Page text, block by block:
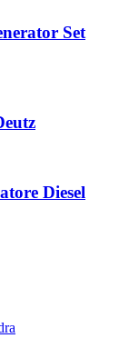
Set
Diesel